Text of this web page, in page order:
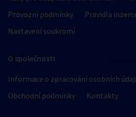
Provozní podmínky
Pravidla
Nastavení soukromí
O společnosti
Informace o zpracování osobních
Obchodní podmínky
Kontakty